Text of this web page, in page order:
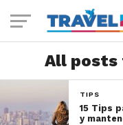
All posts
TIPS
15 Tips
y